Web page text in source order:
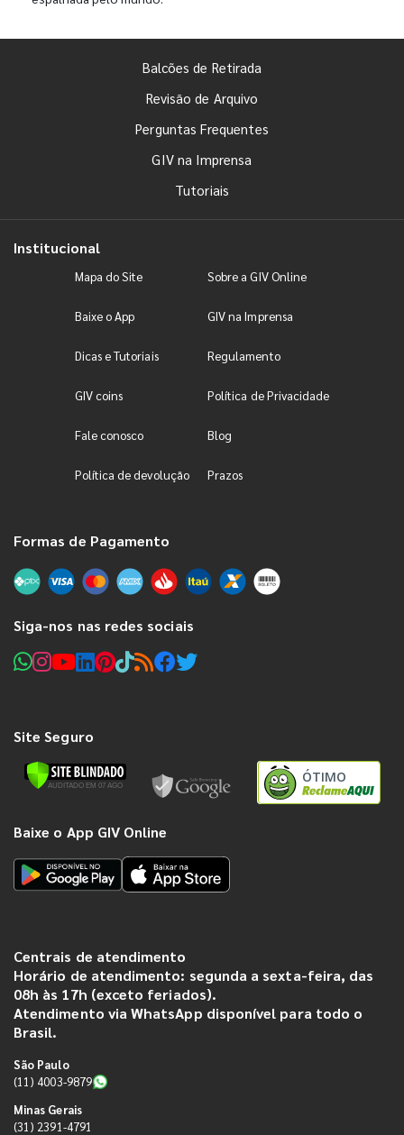
Balcões de Retirada
Revisão de Arquivo
Perguntas Frequentes
GIV na Imprensa
Tutoriais
Institucional
Mapa do Site Sobre a GIV Online
Baixe o App GIV na Imprensa
Dicas e Tutoriais Regulamento
GIV coins Política de Privacidade
Fale conosco Blog
Política de devolução Prazos
Formas de Pagamento
Siga-nos nas redes sociais
Site Seguro
ÓTIMO
Baixe o App GIV Online
Centrais de atendimento
Horário de atendimento: segunda a sexta-feira, das
08h às 17h (exceto feriados).
Atendimento via WhatsApp disponível para todo o
Brasil.
São Paulo
(11) 4003-9879
Minas Gerais
(31) 2391-4791